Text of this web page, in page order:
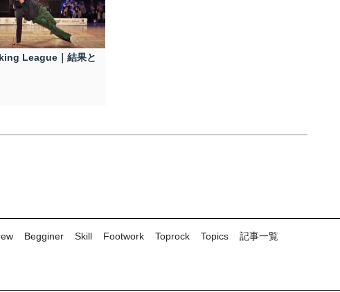
League｜結果と
Begginer Skill Footwork Toprock Topics 記事一覧